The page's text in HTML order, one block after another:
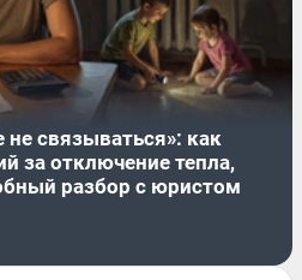
связываться»: как
за отключение тепла,
разбор с юристом